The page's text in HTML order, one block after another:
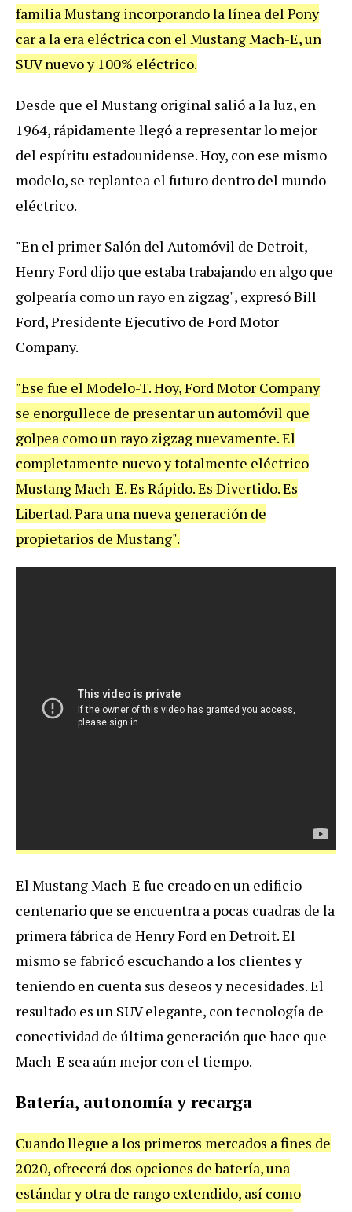
familia Mustang incorporando la línea del Pony
car a la era eléctrica con el Mustang Mach-E, un
SUV nuevo y 100% eléctrico.
Desde que el Mustang original salió a la luz, en
1964, rápidamente llegó a representar lo mejor
del espíritu estadounidense. Hoy, con ese mismo
modelo, se replantea el futuro dentro del mundo
eléctrico.
"En el primer Salón del Automóvil de Detroit,
Henry Ford dijo que estaba trabajando en algo que
golpearía como un rayo en zigzag", expresó Bill
Ford, Presidente Ejecutivo de Ford Motor
Company.
"Ese fue el Modelo-T. Hoy, Ford Motor Company
se enorgullece de presentar un automóvil que
golpea como un rayo zigzag nuevamente. El
completamente nuevo y totalmente eléctrico
Mustang Mach-E. Es Rápido. Es Divertido. Es
Libertad. Para una nueva generación de
propietarios de Mustang".
El Mustang Mach-E fue creado en un edificio
centenario que se encuentra a pocas cuadras de la
primera fábrica de Henry Ford en Detroit. El
mismo se fabricó escuchando a los clientes y
teniendo en cuenta sus deseos y necesidades. El
resultado es un SUV elegante, con tecnología de
conectividad de última generación que hace que
Mach-E sea aún mejor con el tiempo.
Batería, autonomía y recarga
Cuando llegue a los primeros mercados a fines de
2020, ofrecerá dos opciones de batería, una
estándar y otra de rango extendido, así como